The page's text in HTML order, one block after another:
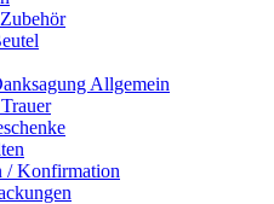
Allgemein
/ Konfirmation